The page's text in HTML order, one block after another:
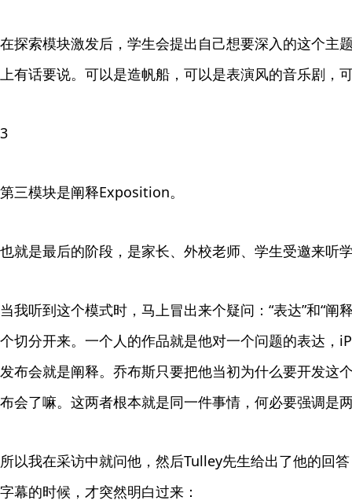
在探索模块激发后，学生会提出自己想要深入的这个主
上有话要说。可以是造帆船，可以是表演风的音乐剧，
3
第三模块是阐释Exposition。
也就是最后的阶段，是家长、外校老师、学生受邀来听
当我听到这个模式时，马上冒出来个疑问：“表达”和“阐
个切分开来。一个人的作品就是他对一个问题的表达，
发布会就是阐释。乔布斯只要把他当初为什么要开发这
布会了嘛。这两者根本就是同一件事情，何必要强调是
所以我在采访中就问他，然后Tulley先生给出了他的回
字幕的时候，才突然明白过来：